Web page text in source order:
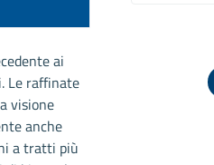
ai
Le raffinate
visione
anche
a tratti più